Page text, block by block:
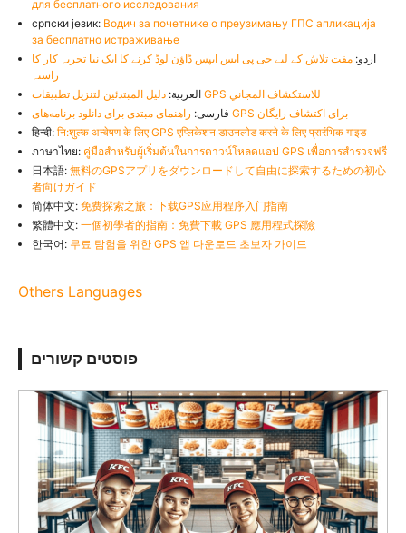
для бесплатного исследования
српски језик: Водич за почетнике о преузимању ГПС апликација
за бесплатно истраживање
اردو: مفت تلاش کے لیے جی پی ایس ایپس ڈاؤن لوڈ کرنے کا ایک نیا تجربہ کار کا
راستہ
العربية:
دليل المبتدئين لتنزيل تطبيقات GPS للاستكشاف المجاني
فارسی:
راهنمای مبتدی برای دانلود برنامه‌های GPS برای اکتشاف رایگان
हिन्दी: नि:शुल्क अन्वेषण के लिए GPS एप्लिकेशन डाउनलोड करने के लिए प्रारंभिक गाइड
ภาษาไทย: คู่มือสำหรับผู้เริ่มต้นในการดาวน์โหลดแอป GPS เพื่อการสำรวจฟรี
日本語: 無料のGPSアプリをダウンロードして自由に探索するための初心
者向けガイド
简体中文: 免费探索之旅：下载GPS应用程序入门指南
繁體中文: 一個初學者的指南：免費下載 GPS 應用程式探險
한국어: 무료 탐험을 위한 GPS 앱 다운로드 초보자 가이드
Others Languages
פוסטים קשורים